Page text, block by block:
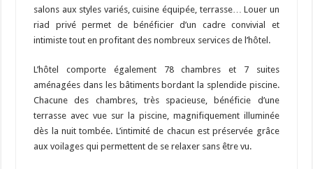
salons aux styles variés, cuisine équipée, terrasse… Louer un
riad privé permet de bénéficier d’un cadre convivial et
intimiste tout en profitant des nombreux services de l’hôtel.
L’hôtel comporte également 78 chambres et 7 suites
aménagées dans les bâtiments bordant la splendide piscine.
Chacune des chambres, très spacieuse, bénéficie d’une
terrasse avec vue sur la piscine, magnifiquement illuminée
dès la nuit tombée. L’intimité de chacun est préservée grâce
aux voilages qui permettent de se relaxer sans être vu.